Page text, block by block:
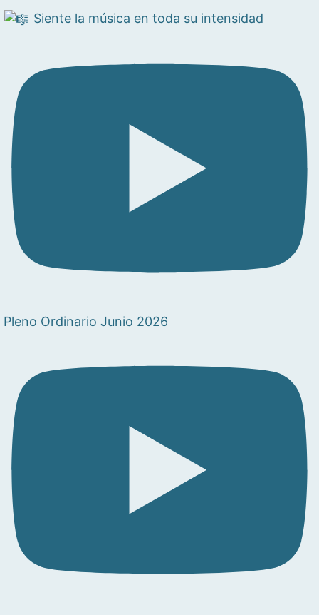
Siente la música en toda su intensidad
Pleno Ordinario Junio 2026